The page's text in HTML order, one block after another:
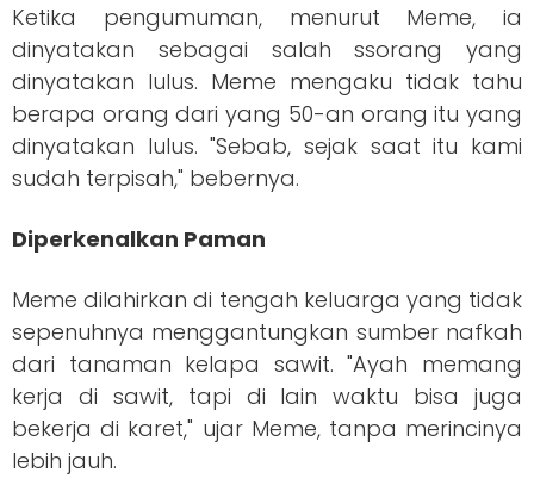
Ketika pengumuman, menurut Meme, ia
dinyatakan sebagai salah ssorang yang
dinyatakan lulus. Meme mengaku tidak tahu
berapa orang dari yang 50-an orang itu yang
dinyatakan lulus. "Sebab, sejak saat itu kami
sudah terpisah," bebernya.
Diperkenalkan Paman
Meme dilahirkan di tengah keluarga yang tidak
sepenuhnya menggantungkan sumber nafkah
dari tanaman kelapa sawit. "Ayah memang
kerja di sawit, tapi di lain waktu bisa juga
bekerja di karet," ujar Meme, tanpa merincinya
lebih jauh.